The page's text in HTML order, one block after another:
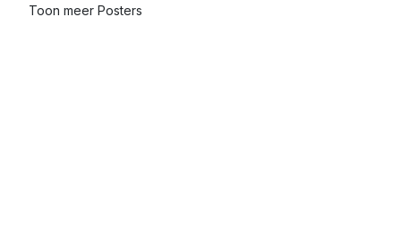
Toon meer Posters